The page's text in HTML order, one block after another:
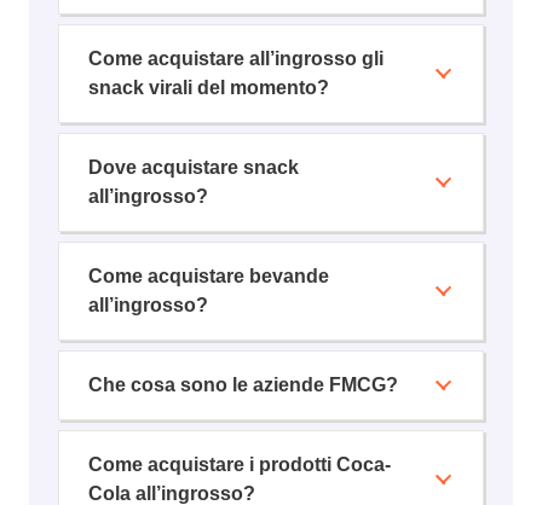
Come acquistare all’ingrosso gli
snack virali del momento?
Dove acquistare snack
all’ingrosso?
Come acquistare bevande
all’ingrosso?
Che cosa sono le aziende FMCG?
Come acquistare i prodotti Coca-
Cola all’ingrosso?